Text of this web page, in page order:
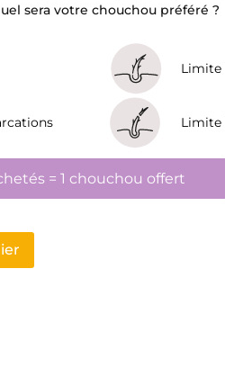
sera votre chouchou préféré ?
Limite
Limite
= 1 chouchou offert